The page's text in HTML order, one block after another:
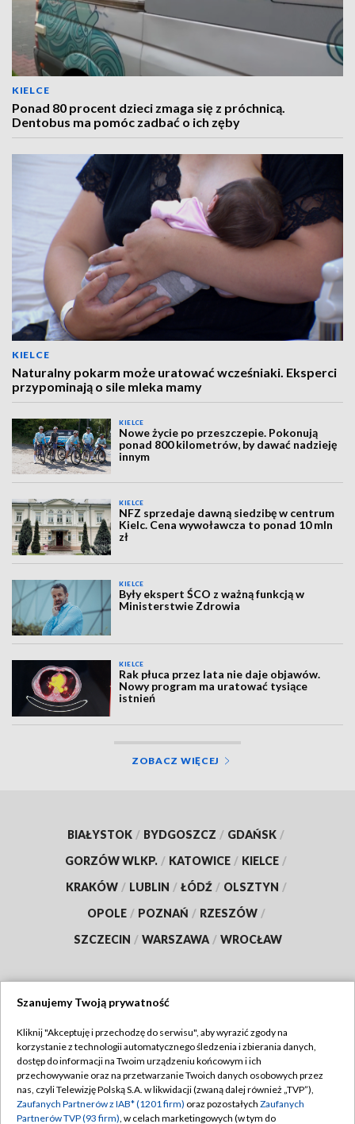
KIELCE
Ponad 80 procent dzieci zmaga się z próchnicą.
Dentobus ma pomóc zadbać o ich zęby
KIELCE
Naturalny pokarm może uratować wcześniaki. Eksperci
przypominają o sile mleka mamy
KIELCE
Nowe życie po przeszczepie. Pokonują
ponad 800 kilometrów, by dawać nadzieję
innym
KIELCE
NFZ sprzedaje dawną siedzibę w centrum
Kielc. Cena wywoławcza to ponad 10 mln
zł
KIELCE
Były ekspert ŚCO z ważną funkcją w
Ministerstwie Zdrowia
KIELCE
Rak płuca przez lata nie daje objawów.
Nowy program ma uratować tysiące
istnień
ZOBACZ WIĘCEJ
BIAŁYSTOK / BYDGOSZCZ / GDAŃSK /
GORZÓW WLKP. / KATOWICE / KIELCE /
KRAKÓW / LUBLIN / ŁÓDŹ / OLSZTYN /
OPOLE / POZNAŃ / RZESZÓW /
SZCZECIN / WARSZAWA / WROCŁAW
TVP
Abonament TVP
Emisja w TVP
Regulamin TVP
Polityka prywatności
Szanujemy Twoją prywatność
Kliknij "Akceptuję i przechodzę do serwisu", aby wyrazić zgody na
korzystanie z technologii automatycznego śledzenia i zbierania danych,
dostęp do informacji na Twoim urządzeniu końcowym i ich
przechowywanie oraz na przetwarzanie Twoich danych osobowych przez
nas, czyli Telewizję Polską S.A. w likwidacji (zwaną dalej również „TVP”),
Zaufanych Partnerów z IAB* (1201 firm) oraz pozostałych Zaufanych
Partnerów TVP (93 firm), w celach marketingowych (w tym do